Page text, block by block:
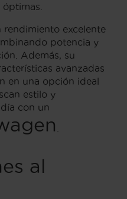
rendimiento excelente
potencia y
Además, su
avanzadas
en una opción ideal
estilo y
con un
al